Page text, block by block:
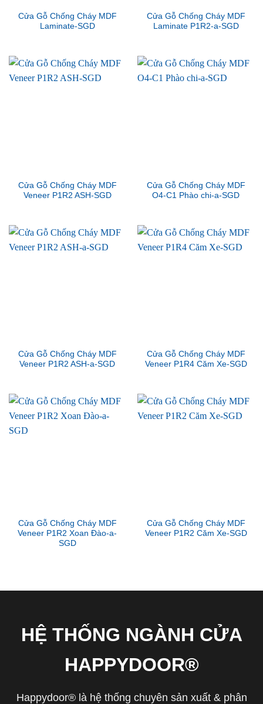
Cửa Gỗ Chống Cháy MDF
Laminate-SGD
Cửa Gỗ Chống Cháy MDF
Laminate P1R2-a-SGD
Cửa Gỗ Chống Cháy MDF
Veneer P1R2 ASH-SGD
Cửa Gỗ Chống Cháy MDF
O4-C1 Phào chi-a-SGD
Cửa Gỗ Chống Cháy MDF
Veneer P1R2 ASH-a-SGD
Cửa Gỗ Chống Cháy MDF
Veneer P1R4 Căm Xe-SGD
Cửa Gỗ Chống Cháy MDF
Veneer P1R2 Xoan Đào-a-
SGD
Cửa Gỗ Chống Cháy MDF
Veneer P1R2 Căm Xe-SGD
HỆ THỐNG NGÀNH CỬA
HAPPYDOOR®
Happydoor® là hệ thống chuyên sản xuất & phân